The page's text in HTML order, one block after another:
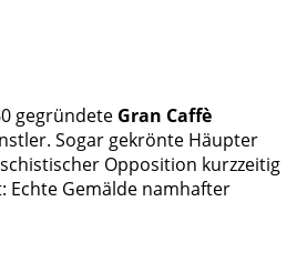
gegründete Gran Caffè
Sogar gekrönte Häupter
Opposition kurzzeitig
Echte Gemälde namhafter